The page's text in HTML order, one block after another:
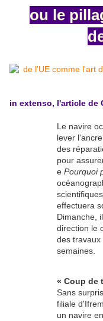
ou le
in extenso, l'article de
Le navire
lever
des
pour
e Pourquoi
effectuera
Dimanche,
direction le
des travaux
semaines.
« Coup de
Sans
filiale
un navire